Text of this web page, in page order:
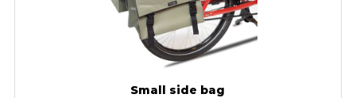
Small side bag